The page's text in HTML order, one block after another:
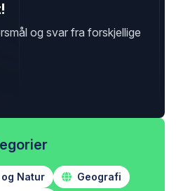
og svar fra forskjellige
og Natur
Geografi